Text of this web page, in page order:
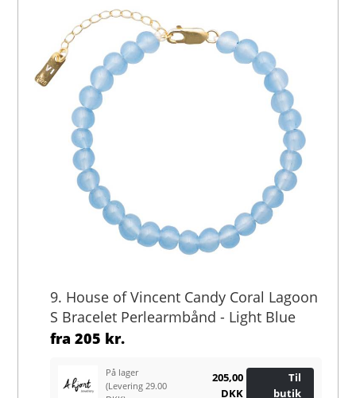
9. House of Vincent Candy Coral Lagoon
S Bracelet Perlearmbånd - Light Blue
fra205 kr.
På lager
(Levering 29.00
205,00
DKK
Til
butik